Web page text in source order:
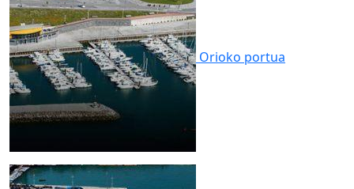
Orioko portua